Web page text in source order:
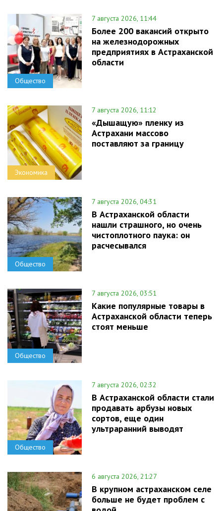
Общество
7 августа 2026, 11:44
Более 200 вакансий открыто
на железнодорожных
предприятиях в Астраханской
области
Экономика
7 августа 2026, 11:12
«Дышащую» пленку из
Астрахани массово
поставляют за границу
Общество
7 августа 2026, 04:31
В Астраханской области
нашли страшного, но очень
чистоплотного паука: он
расчесывался
Общество
7 августа 2026, 03:51
Какие популярные товары в
Астраханской области теперь
стоят меньше
Общество
7 августа 2026, 02:32
В Астраханской области стали
продавать арбузы новых
сортов, еще один
ультраранний выводят
6 августа 2026, 21:27
В крупном астраханском селе
больше не будет проблем с